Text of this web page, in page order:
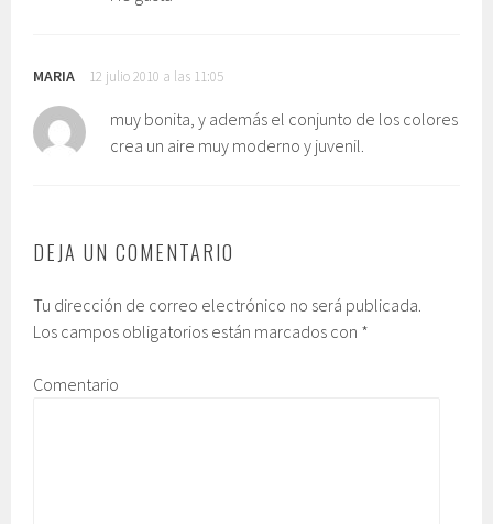
MARIA 12 julio 2010 a las 11:05
muy bonita, y además el conjunto de los colores
crea un aire muy moderno y juvenil.
DEJA UN COMENTARIO
Tu dirección de correo electrónico no será publicada.
Los campos obligatorios están marcados con *
Comentario